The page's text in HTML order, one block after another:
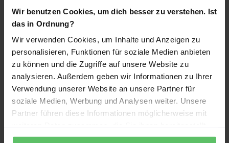
Wir benutzen Cookies, um dich besser zu verstehen. Ist
das in Ordnung?
Wir verwenden Cookies, um Inhalte und Anzeigen zu
personalisieren, Funktionen für soziale Medien anbieten
zu können und die Zugriffe auf unsere Website zu
analysieren. Außerdem geben wir Informationen zu Ihrer
Verwendung unserer Website an unsere Partner für
soziale Medien, Werbung und Analysen weiter. Unsere
Partner führen diese Informationen möglicherweise mit
haben oder die sie im Rahmen Ihrer Nutzung der Dienste